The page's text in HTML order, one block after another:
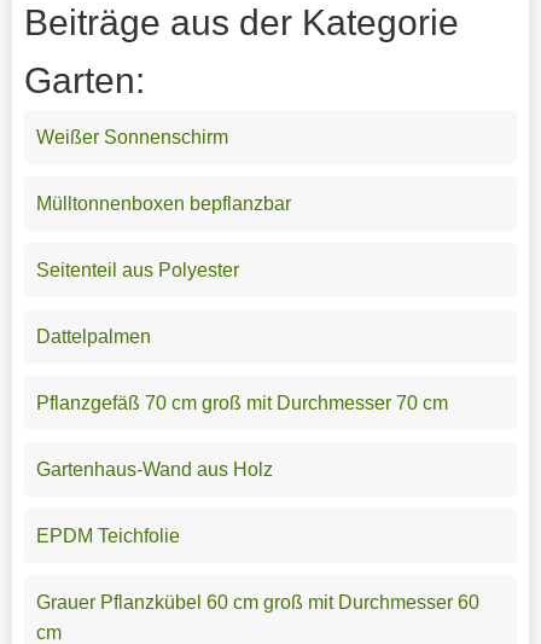
Beiträge aus der Kategorie
Garten:
Weißer Sonnenschirm
Mülltonnenboxen bepflanzbar
Seitenteil aus Polyester
Dattelpalmen
Pflanzgefäß 70 cm groß mit Durchmesser 70 cm
Gartenhaus-Wand aus Holz
EPDM Teichfolie
Grauer Pflanzkübel 60 cm groß mit Durchmesser 60
cm